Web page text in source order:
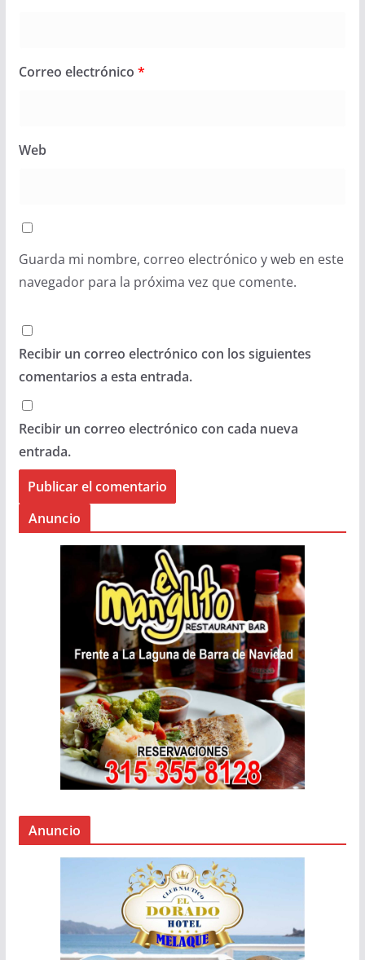
Correo electrónico *
Web
Guarda mi nombre, correo electrónico y web en este
navegador para la próxima vez que comente.
Recibir un correo electrónico con los siguientes
comentarios a esta entrada.
Recibir un correo electrónico con cada nueva
entrada.
Anuncio
Anuncio